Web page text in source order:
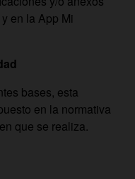
en la App Mi
bases, esta
en la normativa
que se realiza.